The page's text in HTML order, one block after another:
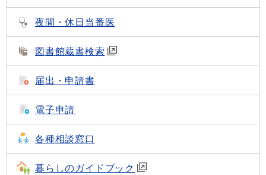
夜間・休日当番医
図書館蔵書検索
届出・申請書
電子申請
各種相談窓口
暮らしのガイドブック